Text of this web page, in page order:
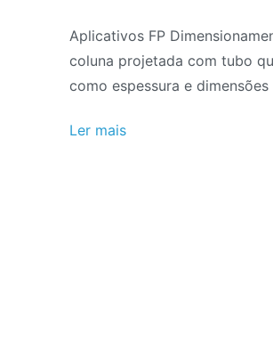
Aplicativos FP
coluna projetada com tubo
como espessura e
Ler mais